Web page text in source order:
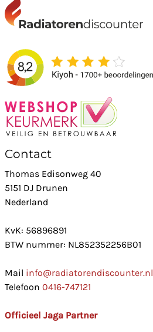
Contact
Thomas Edisonweg 40
5151 DJ Drunen
Nederland
KvK: 56896891
BTW nummer: NL852352256B01
Mail info@radiatorendiscounter.nl
Telefoon 0416-747121
Officieel Jaga Partner